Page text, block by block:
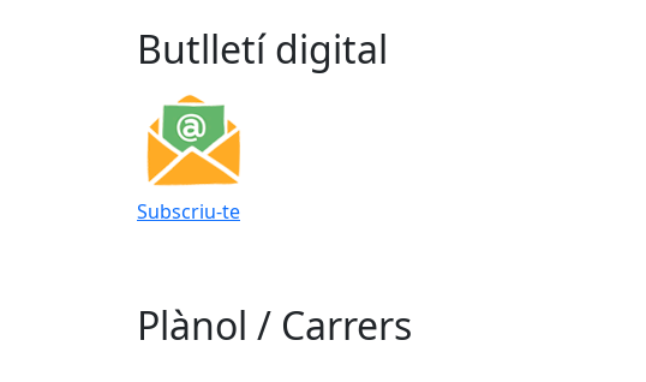
Butlletí digital
Subscriu-te
Plànol / Carrers